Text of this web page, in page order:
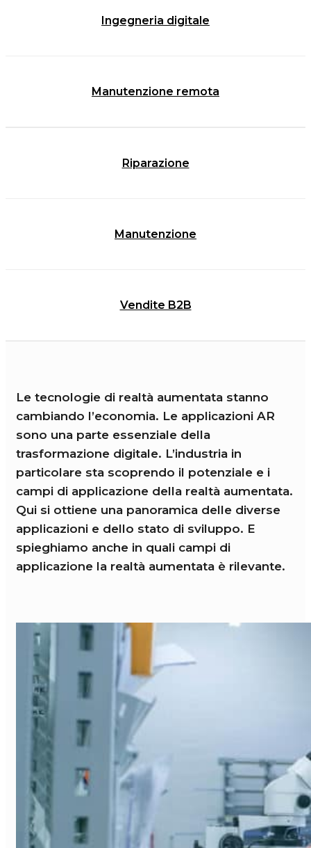
Ingegneria digitale
Manutenzione remota
Riparazione
Manutenzione
Vendite B2B
Le tecnologie di realtà aumentata stanno
cambiando l’economia. Le applicazioni AR
sono una parte essenziale della
trasformazione digitale. L’industria in
particolare sta scoprendo il potenziale e i
campi di applicazione della realtà aumentata.
Qui si ottiene una panoramica delle diverse
applicazioni e dello stato di sviluppo. E
spieghiamo anche in quali campi di
applicazione la realtà aumentata è rilevante.